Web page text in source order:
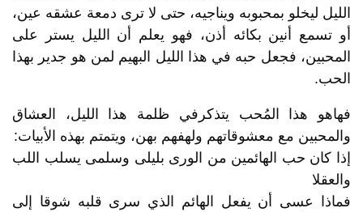
الليل ليخلو بمحبوبه ويناجيه، حتى لا ترى دمعة عشقه عين،
أو تسمع أنين بكائه أذن، فهو يعلم أن الليل يستر على
المحبين، فجعل حبه في هذا الليل البهيم لمن هو جدير بهذا
الحب.
فهاهو هذا المُحب يتذكرفي ظلمة هذا الليل، العشاق
والمحبين مع معشوقاتهم ولهفهم بهن، ويتمتم بهذه الأبيات:
إذا كان حب الهائمين من الورى بليلى وسلمى يسلب اللب
والعقلا
فماذا عسى أن يفعل الهائم الذي سرى قلبه شوقا إلى